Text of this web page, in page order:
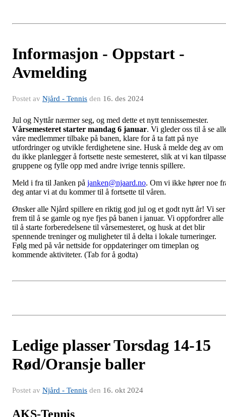
Informasjon - Oppstart -
Avmelding
Postet av Njård - Tennis den 16. des 2024
Jul og Nyttår nærmer seg, og med dette et nytt tennissemester.
Vårsemesteret starter mandag 6 januar. Vi gleder oss til å se
våre medlemmer tilbake på banen, klare for å ta fatt på nye
utfordringer og utvikle ferdighetene sine. Husk å melde deg av om
du ikke planlegger å fortsette neste semesteret, slik at vi kan tilpasse
gruppene og fylle opp med andre ivrige tennis spillere.
Meld i fra til Janken på janken@njaard.no. Om vi ikke hører noe
deg antar vi at du kommer til å fortsette til våren.
Ønsker alle Njård spillere en riktig god jul og et godt nytt år! Vi ser
frem til å se gamle og nye fjes på banen i januar. Vi oppfordrer alle
til å starte forberedelsene til vårsemesteret, og husk at det blir
spennende treninger og muligheter til å delta i lokale turneringer.
Følg med på vår nettside for oppdateringer om timeplan og
kommende aktiviteter. (Tab for å godta)
Ledige plasser Torsdag 14-15
Rød/Oransje baller
Postet av Njård - Tennis den 16. okt 2024
AKS-Tennis